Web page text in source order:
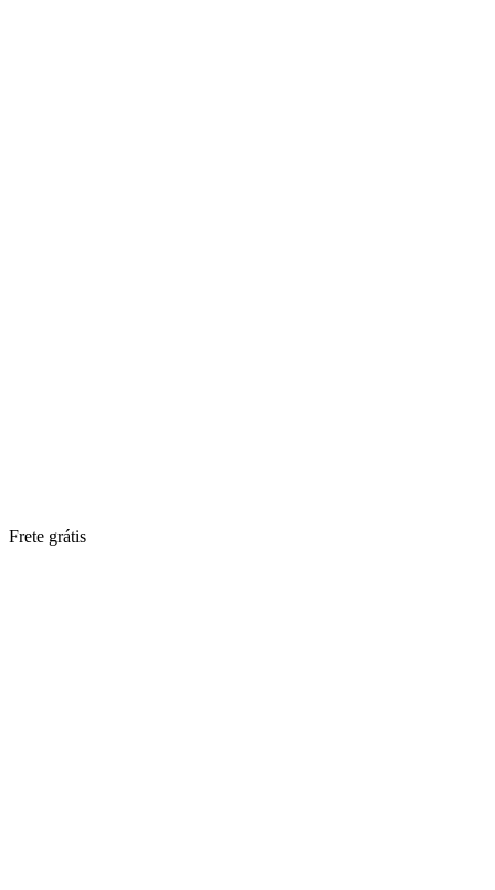
Frete grátis